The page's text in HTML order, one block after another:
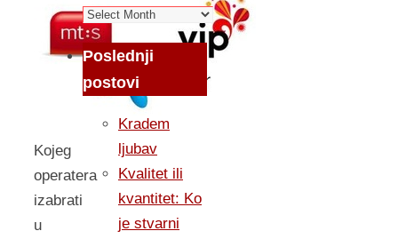
Kojeg
operatera
izabrati
u
Arhiva
Poslednji
postovi
Kradem
ljubav
Kvalitet ili
kvantitet: Ko
je stvarni